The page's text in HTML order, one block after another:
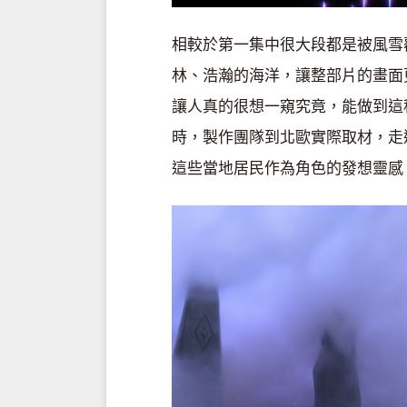
相較於第一集中很大段都是被風
林、浩瀚的海洋，讓整部片的畫
讓人真的很想一窺究竟，能做到
時，製作團隊到北歐實際取材，
這些當地居民作為角色的發想靈感